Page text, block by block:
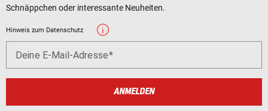
Schnäppchen oder interessante Neuheiten.
Hinweis zum Datenschutz
Deine E-Mail-Adresse
ANMELDEN